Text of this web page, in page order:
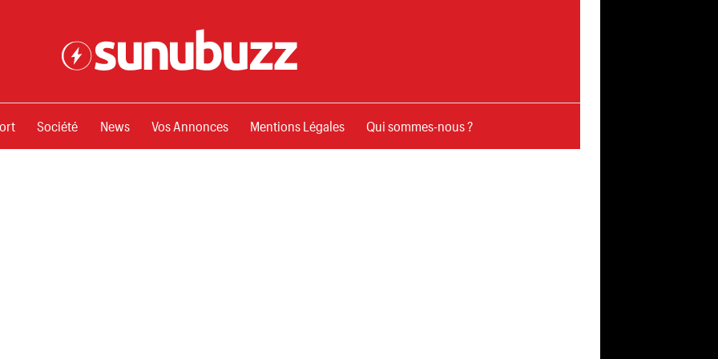
Société News Vos Annonces Mentions Légales Qui sommes-nous ?